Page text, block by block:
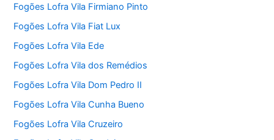
Fogões Lofra Vila Firmiano Pinto
Fogões Lofra Vila Fiat Lux
Fogões Lofra Vila Ede
Fogões Lofra Vila dos Remédios
Fogões Lofra Vila Dom Pedro II
Fogões Lofra Vila Cunha Bueno
Fogões Lofra Vila Cruzeiro